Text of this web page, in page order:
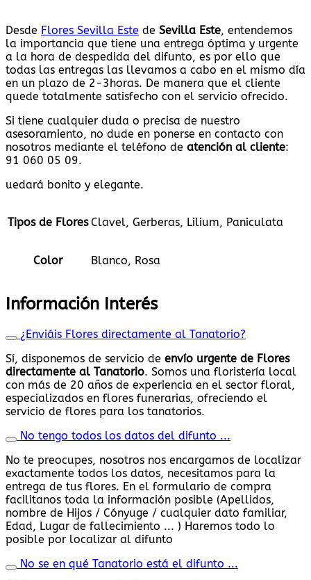
Desde Flores Sevilla Este de Sevilla Este, entendemos
la importancia que tiene una entrega óptima y urgente
a la hora de despedida del difunto, es por ello que
todas las entregas las llevamos a cabo en el mismo día
en un plazo de 2-3horas. De manera que el cliente
quede totalmente satisfecho con el servicio ofrecido.
Si tiene cualquier duda o precisa de nuestro
asesoramiento, no dude en ponerse en contacto con
nosotros mediante el teléfono de atención al cliente:
91 060 05 09.
uedará bonito y elegante.
Tipos de Flores Clavel, Gerberas, Lilium, Paniculata
Color Blanco, Rosa
Información Interés
¿Enviáis Flores directamente al Tanatorio?
Sí, disponemos de servicio de envío urgente de Flores
directamente al Tanatorio. Somos una floristería local
con más de 20 años de experiencia en el sector floral,
especializados en flores funerarias, ofreciendo el
servicio de flores para los tanatorios.
No tengo todos los datos del difunto ...
No te preocupes, nosotros nos encargamos de localizar
exactamente todos los datos, necesitamos para la
entrega de tus flores. En el formulario de compra
facilitanos toda la información posible (Apellidos,
nombre de Hijos / Cónyuge / cualquier dato familiar,
Edad, Lugar de fallecimiento ... ) Haremos todo lo
posible por localizar al difunto
No se en qué Tanatorio está el difunto ...